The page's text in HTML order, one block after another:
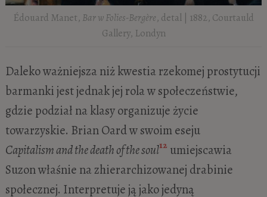
Édouard Manet, Bar w Folies-Bergère, detal | 1882, Courtauld
Gallery, Londyn
Daleko ważniejsza niż kwestia rzekomej prostytucji
barmanki jest jednak jej rola w społeczeństwie,
gdzie podział na klasy organizuje życie
towarzyskie. Brian Oard w swoim eseju
Capitalism and the death of the soul12 umiejscawia
Suzon właśnie na zhierarchizowanej drabinie
społecznej. Interpretuje ją jako jedyną